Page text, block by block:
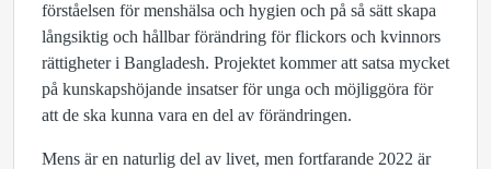
förståelsen för menshälsa och hygien och på så sätt skapa
långsiktig och hållbar förändring för flickors och kvinnors
rättigheter i Bangladesh. Projektet kommer att satsa mycket
på kunskapshöjande insatser för unga och möjliggöra för
att de ska kunna vara en del av förändringen.
Mens är en naturlig del av livet, men fortfarande 2022 är